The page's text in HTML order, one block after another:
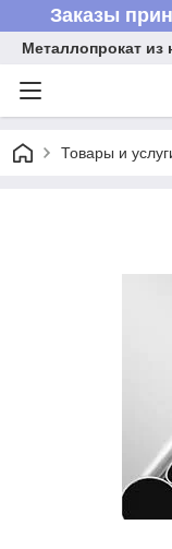
Заказы
Металлопрокат
Товары и